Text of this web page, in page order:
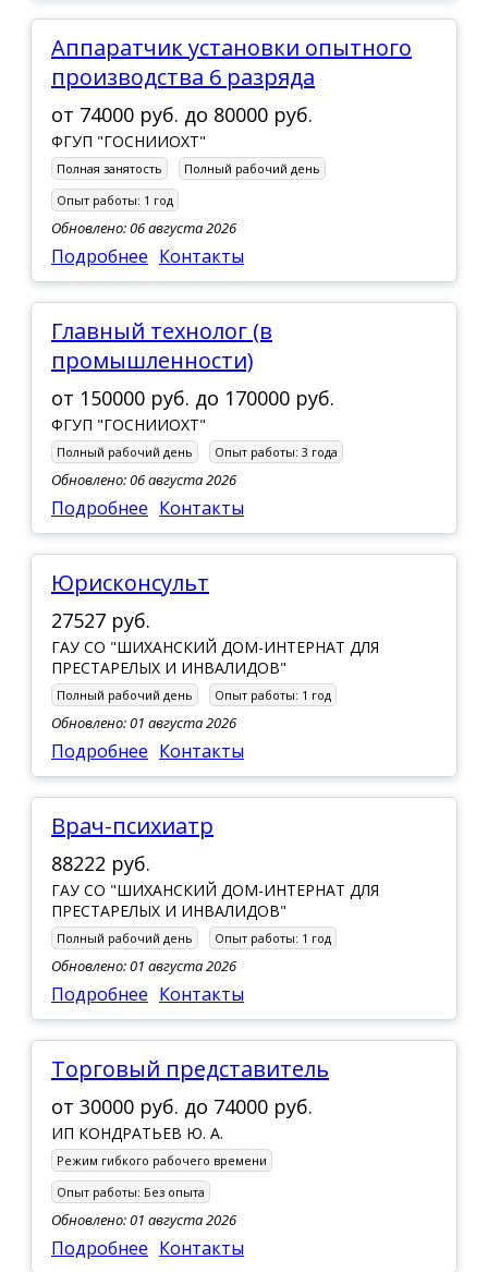
Аппаратчик установки опытного
производства 6 разряда
от 74000 руб. до 80000 руб.
ФГУП "ГОСНИИОХТ"
Полная занятость
Полный рабочий день
Опыт работы: 1 год
Обновлено: 06 августа 2026
Подробнее Контакты
Главный технолог (в
промышленности)
от 150000 руб. до 170000 руб.
ФГУП "ГОСНИИОХТ"
Полный рабочий день Опыт работы: 3 года
Обновлено: 06 августа 2026
Подробнее Контакты
Юрисконсульт
27527 руб.
ГАУ СО "ШИХАНСКИЙ ДОМ-ИНТЕРНАТ ДЛЯ
ПРЕСТАРЕЛЫХ И ИНВАЛИДОВ"
Полный рабочий день Опыт работы: 1 год
Обновлено: 01 августа 2026
Подробнее Контакты
врач-психиатр
88222 руб.
ГАУ СО "ШИХАНСКИЙ ДОМ-ИНТЕРНАТ ДЛЯ
ПРЕСТАРЕЛЫХ И ИНВАЛИДОВ"
Полный рабочий день Опыт работы: 1 год
Обновлено: 01 августа 2026
Подробнее Контакты
Торговый представитель
от 30000 руб. до 74000 руб.
ИП КОНДРАТЬЕВ Ю. А.
Режим гибкого рабочего времени
Опыт работы: Без опыта
Обновлено: 01 августа 2026
Подробнее Контакты